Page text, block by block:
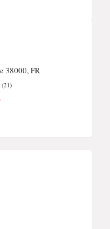
38000, FR
(21)